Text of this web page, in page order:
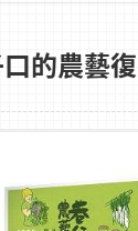
的農藝